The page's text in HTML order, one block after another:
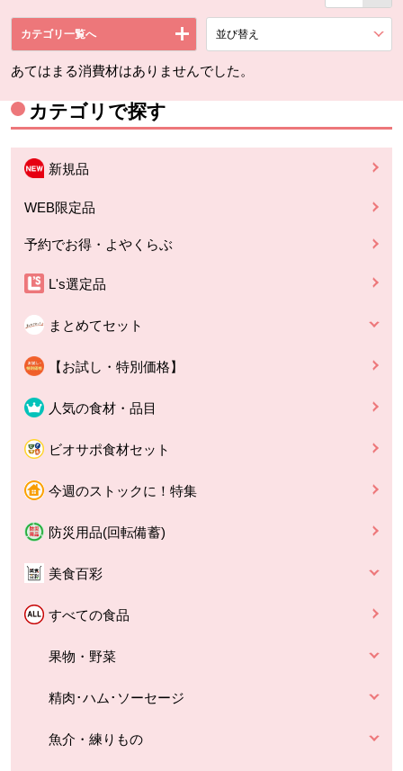
カテゴリ一覧へ 並び替え
あてはまる消費材はありませんでした。
カテゴリで探す
新規品
WEB限定品
予約でお得・よやくらぶ
L's選定品
まとめてセット
【お試し・特別価格】
人気の食材・品目
ビオサポ食材セット
今週のストックに！特集
防災用品(回転備蓄)
美食百彩
すべての食品
果物・野菜
精肉･ハム･ソーセージ
魚介・練りもの